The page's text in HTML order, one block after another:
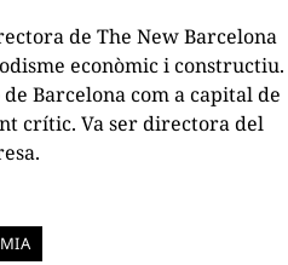
de The New Barcelona
econòmic i constructiu.
Barcelona com a capital de
crític. Va ser directora del